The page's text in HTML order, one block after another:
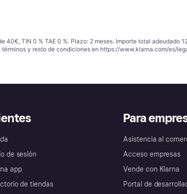
TIN 0 % TAE 0 %. Plazo: 2 meses. Importe total adeudado
y resto de condiciones en https://www.klarna.com/es/
de sesión
app
de tiendas
Para
Asistencia al
Acceso empresas
Vende con Klarna
Portal de